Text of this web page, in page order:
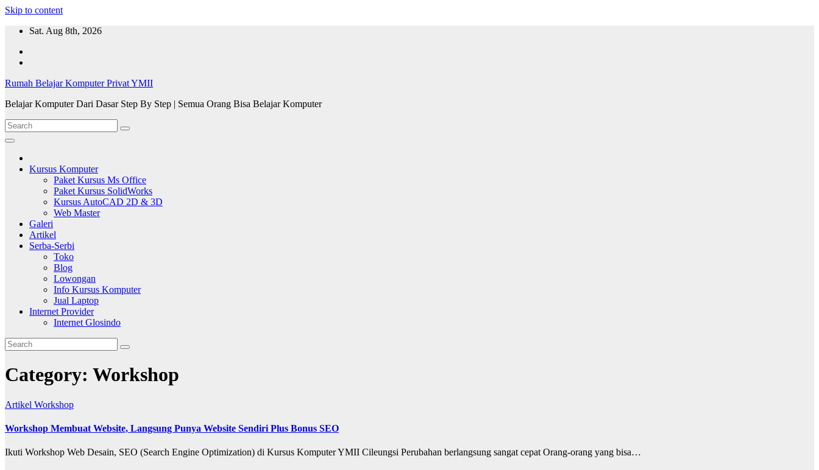
Skip to content
Sat. Aug 8th, 2026
Rumah Belajar Komputer Privat YMII
Belajar Komputer Dari Dasar Step By Step | Semua Orang Bisa Belajar Komputer
Kursus Komputer
Paket Kursus Ms Office
Paket Kursus SolidWorks
Kursus AutoCAD 2D & 3D
Web Master
Galeri
Artikel
Serba-Serbi
Toko
Blog
Lowongan
Info Kursus Komputer
Jual Laptop
Internet Provider
Internet Glosindo
Category: Workshop
Artikel Workshop
Workshop Membuat Website, Langsung Punya Website Sendiri Plus Bonus SEO
Ikuti Workshop Web Desain, SEO (Search Engine Optimization) di Kursus Komputer YMII Cileungsi Perubahan berlangsung sangat cepat Orang-orang yang bisa…